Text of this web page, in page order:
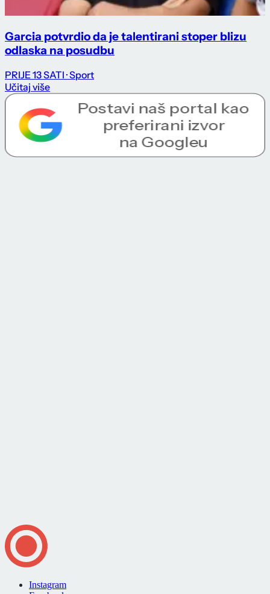
Garcia potvrdio da je talentirani stoper blizu
odlaska na posudbu
PRIJE 13 SATI · Sport
Učitaj više
Instagram